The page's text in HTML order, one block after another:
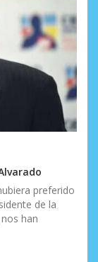
preferido
de la
han